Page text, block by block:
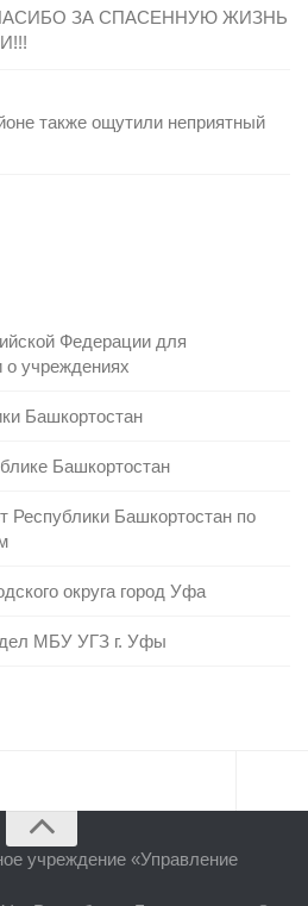
ЗА СПАСЕННУЮ ЖИЗНЬ
также ощутили неприятный
Федерации для
учреждениях
Башкортостан
Башкортостан
Республики Башкортостан по
округа город Уфа
МБУ УГЗ г. Уфы
учреждение «Управление